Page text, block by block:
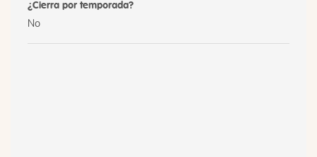
¿Cierra por temporada?
No